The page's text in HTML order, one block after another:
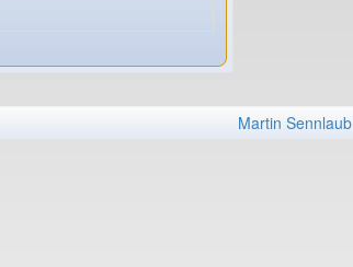
Martin Sennlaub